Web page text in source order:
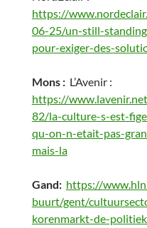
https://
06-25/un-still-
pour-exiger-des-
Mons : L’Avenir :
https://
82/la-culture-s-est-
qu-on-n-etait-pas-
mais-la
Gand: https://
buurt/gent/
korenmarkt-de-